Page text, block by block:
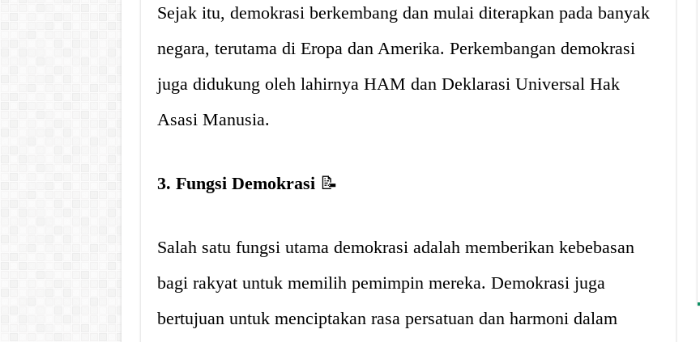
Sejak itu, demokrasi berkembang dan mulai diterapkan pada banyak
negara, terutama di Eropa dan Amerika. Perkembangan demokrasi
juga didukung oleh lahirnya HAM dan Deklarasi Universal Hak
Asasi Manusia.
3. Fungsi Demokrasi 📝
Salah satu fungsi utama demokrasi adalah memberikan kebebasan
bagi rakyat untuk memilih pemimpin mereka. Demokrasi juga
bertujuan untuk menciptakan rasa persatuan dan harmoni dalam